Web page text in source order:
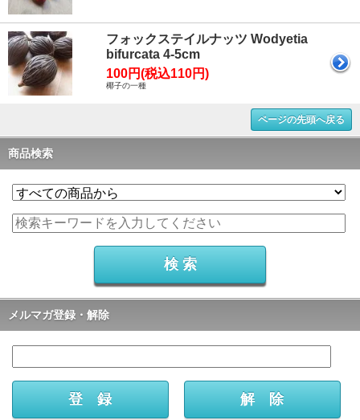
フォックステイルナッツ Wodyetia
bifurcata 4-5cm
100円(税込110円)
椰子の一種
ページの先頭へ戻る
商品検索
メルマガ登録・解除